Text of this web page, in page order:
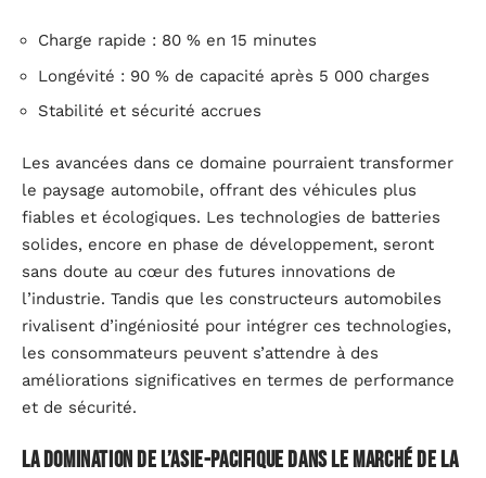
Charge rapide : 80 % en 15 minutes
Longévité : 90 % de capacité après 5 000 charges
Stabilité et sécurité accrues
Les avancées dans ce domaine pourraient transformer
le paysage automobile, offrant des véhicules plus
fiables et écologiques. Les technologies de batteries
solides, encore en phase de développement, seront
sans doute au cœur des futures innovations de
l’industrie. Tandis que les constructeurs automobiles
rivalisent d’ingéniosité pour intégrer ces technologies,
les consommateurs peuvent s’attendre à des
améliorations significatives en termes de performance
et de sécurité.
La domination de l’Asie-Pacifique dans le marché de la